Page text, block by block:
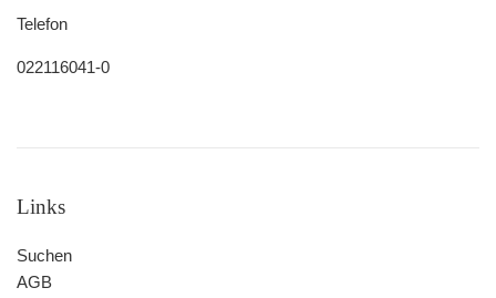
Telefon
022116041-0
Links
Suchen
AGB